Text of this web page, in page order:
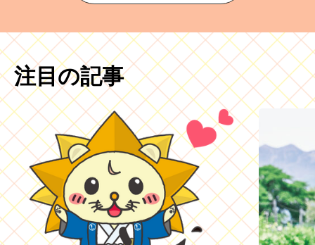
注目の記事